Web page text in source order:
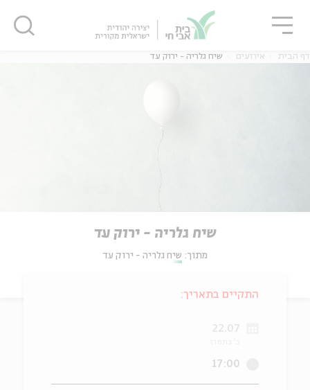
דף הבית אירועים שיח גלריה - ירוק עד
שיח גלריה - ירוק עד
מתוך: שיח גלריה - ירוק עד
התקיים בתאריך:
22.07
17:00
סגור